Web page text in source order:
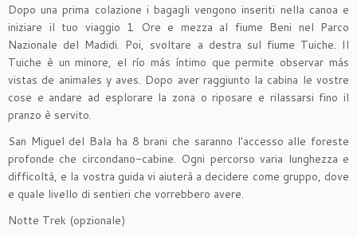
Dopo una prima colazione i bagagli vengono inseriti nella canoa e
iniziare il tuo viaggio 1 Ore e mezza al fiume Beni nel Parco
Nazionale del Madidi. Poi, svoltare a destra sul fiume Tuiche. Il
Tuiche è un minore, el río más íntimo que permite observar más
vistas de animales y aves. Dopo aver raggiunto la cabina le vostre
cose e andare ad esplorare la zona o riposare e rilassarsi fino il
pranzo è servito.
San Miguel del Bala ha 8 brani che saranno l'accesso alle foreste
profonde che circondano-cabine. Ogni percorso varia lunghezza e
difficoltà, e la vostra guida vi aiuterà a decidere come gruppo, dove
e quale livello di sentieri che vorrebbero avere.
Notte Trek (opzionale)